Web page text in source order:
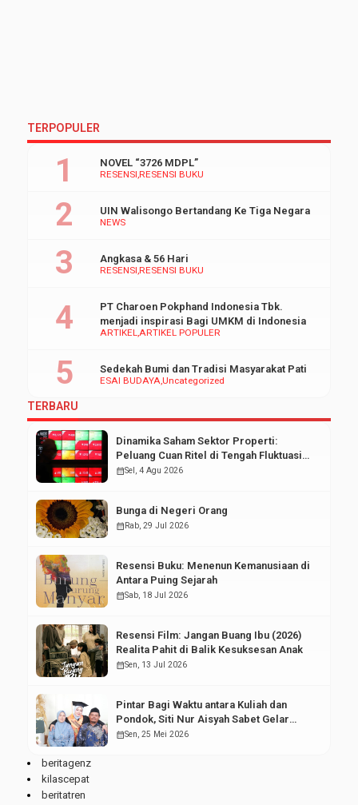
TERPOPULER
RESENSI RESENSI BUKU
NOVEL “3726 MDPL”
NEWS
UIN Walisongo Bertandang Ke Tiga Negara
RESENSI RESENSI BUKU
Angkasa & 56 Hari
ARTIKEL ARTIKEL POPULER
PT Charoen Pokphand Indonesia Tbk.
menjadi inspirasi Bagi UMKM di Indonesia
ESAI BUDAYA Uncategorized
Sedekah Bumi dan Tradisi Masyarakat Pati
TERBARU
Dinamika Saham Sektor Properti:
Peluang Cuan Ritel di Tengah Fluktuasi
Pasar Modal
calendar_monthSel, 4 Agu 2026
Bunga di Negeri Orang
calendar_monthRab, 29 Jul 2026
Resensi Buku: Menenun Kemanusiaan di
Antara Puing Sejarah
calendar_monthSab, 18 Jul 2026
Resensi Film: Jangan Buang Ibu (2026)
Realita Pahit di Balik Kesuksesan Anak
calendar_monthSen, 13 Jul 2026
Pintar Bagi Waktu antara Kuliah dan
Pondok, Siti Nur Aisyah Sabet Gelar
Wisudawan Terbaik
calendar_monthSen, 25 Mei 2026
beritagenz
kilascepat
beritatren